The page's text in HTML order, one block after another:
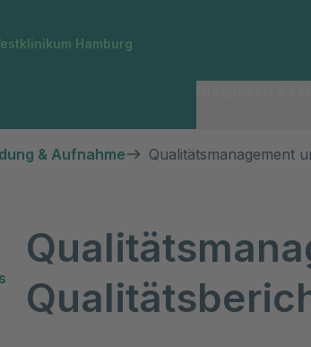
Hamburg
& Aufnahme Qualitätsmanagement